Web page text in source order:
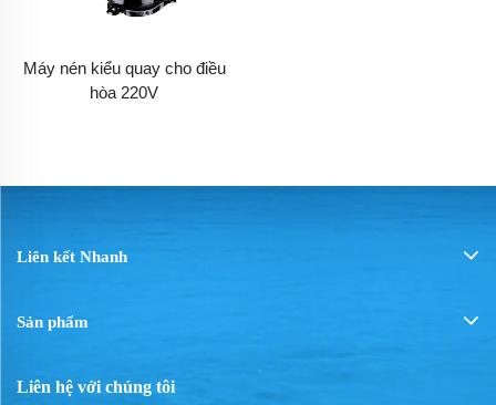
Máy nén kiểu quay cho điều
hòa 220V
Liên kết Nhanh
Sản phẩm
Liên hệ với chúng tôi